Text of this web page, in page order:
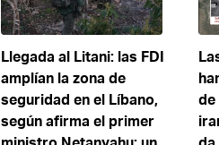
Llegada al Litani: las FDI
amplían la zona de
seguridad en el Líbano,
según afirma el primer
de